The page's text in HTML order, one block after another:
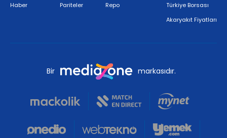
Haber
Pariteler
Repo
Türkiye Borsası
Akaryakıt Fiyatları
Bir markasıdır.